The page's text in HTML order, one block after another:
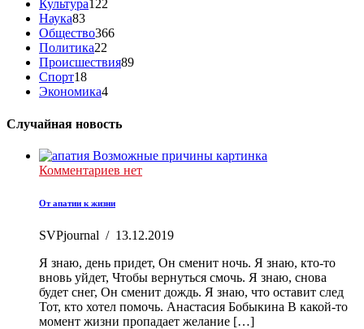
Культура122
Наука83
Общество366
Политика22
Происшествия89
Спорт18
Экономика4
Случайная новость
Комментариев нет
От апатии к жизни
SVPjournal / 13.12.2019
Я знаю, день придет, Он сменит ночь. Я знаю, кто-то
вновь уйдет, Чтобы вернуться смочь. Я знаю, снова
будет снег, Он сменит дождь. Я знаю, что оставит след
Тот, кто хотел помочь. Анастасия Бобыкина В какой-то
момент жизни пропадает желание […]